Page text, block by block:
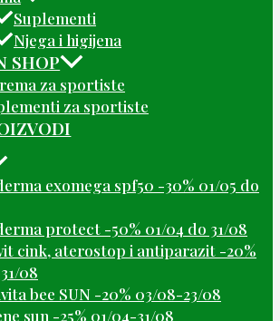
Suplementi
Njega i higijena
SHOP
za sportiste
za sportiste
exomega spf50 -30% 01/05 do
protect -50% 01/04 do 31/08
cink, aterostop i antiparazit -20%
08
bee SUN -20% 03/08-23/08
sun -25% 01/04-31/08